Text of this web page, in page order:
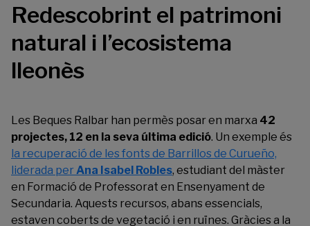
Redescobrint el patrimoni
natural i l’ecosistema
lleonès
Les Beques Ralbar han permès posar en marxa 42
projectes, 12 en la seva última edició. Un exemple és
la recuperació de les fonts de Barrillos de Curueño,
liderada per Ana Isabel Robles, estudiant del màster
en Formació de Professorat en Ensenyament de
Secundaria. Aquests recursos, abans essencials,
estaven coberts de vegetació i en ruïnes. Gràcies a la